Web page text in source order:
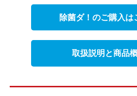
除菌ダ！のご購入は
取扱説明と商品